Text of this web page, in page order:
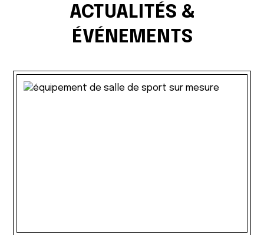
ACTUALITÉS &
ÉVÉNEMENTS